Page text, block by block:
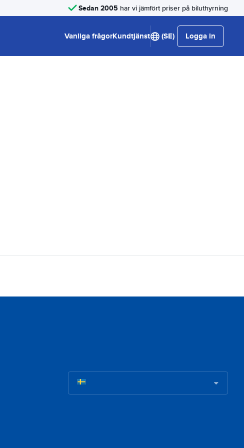
Sedan 2005 har vi jämfört priser på biluthyrning
Vanliga frågorKundtjänst (SE) Logga in